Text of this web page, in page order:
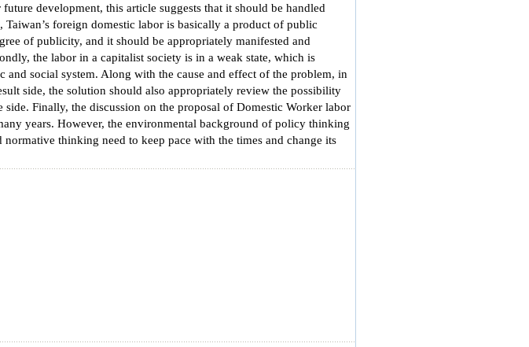
development, this article suggests that it should be handled
foreign domestic labor is basically a product of public
of publicity, and it should be appropriately manifested and
the labor in a capitalist society is in a weak state, which is
and social system. Along with the cause and effect of the problem, in
side, the solution should also appropriately review the possibility
Finally, the discussion on the proposal of Domestic Worker labor
years. However, the environmental background of policy thinking
thinking need to keep pace with the times and change its